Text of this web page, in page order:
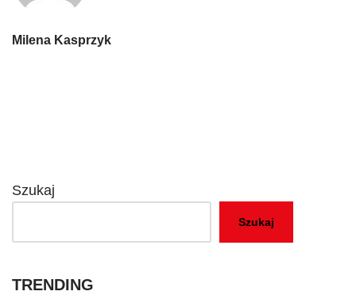
Milena Kasprzyk
Szukaj
Szukaj
TRENDING